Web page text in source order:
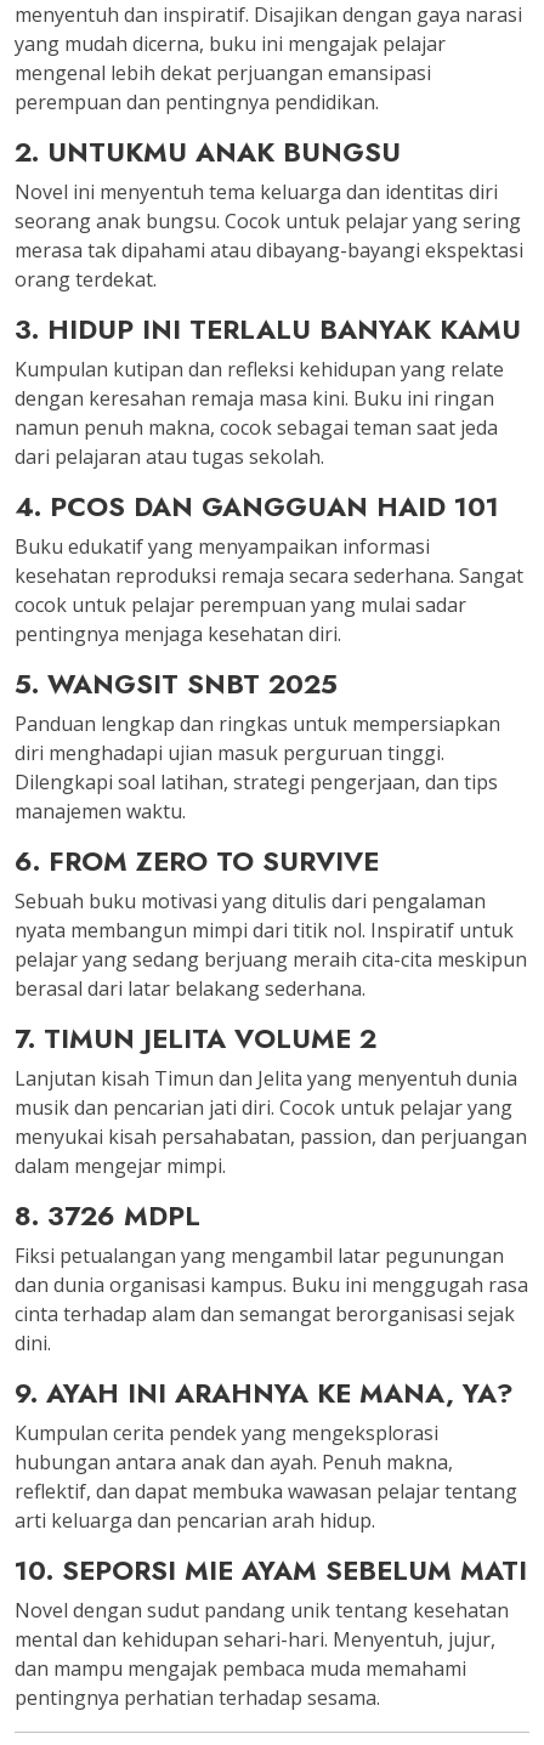
menyentuh dan inspiratif. Disajikan dengan gaya narasi
yang mudah dicerna, buku ini mengajak pelajar
mengenal lebih dekat perjuangan emansipasi
perempuan dan pentingnya pendidikan.
2. UNTUKMU ANAK BUNGSU
Novel ini menyentuh tema keluarga dan identitas diri
seorang anak bungsu. Cocok untuk pelajar yang sering
merasa tak dipahami atau dibayang-bayangi ekspektasi
orang terdekat.
3. HIDUP INI TERLALU BANYAK KAMU
Kumpulan kutipan dan refleksi kehidupan yang relate
dengan keresahan remaja masa kini. Buku ini ringan
namun penuh makna, cocok sebagai teman saat jeda
dari pelajaran atau tugas sekolah.
4. PCOS DAN GANGGUAN HAID 101
Buku edukatif yang menyampaikan informasi
kesehatan reproduksi remaja secara sederhana. Sangat
cocok untuk pelajar perempuan yang mulai sadar
pentingnya menjaga kesehatan diri.
5. WANGSIT SNBT 2025
Panduan lengkap dan ringkas untuk mempersiapkan
diri menghadapi ujian masuk perguruan tinggi.
Dilengkapi soal latihan, strategi pengerjaan, dan tips
manajemen waktu.
6. FROM ZERO TO SURVIVE
Sebuah buku motivasi yang ditulis dari pengalaman
nyata membangun mimpi dari titik nol. Inspiratif untuk
pelajar yang sedang berjuang meraih cita-cita meskipun
berasal dari latar belakang sederhana.
7. TIMUN JELITA VOLUME 2
Lanjutan kisah Timun dan Jelita yang menyentuh dunia
musik dan pencarian jati diri. Cocok untuk pelajar yang
menyukai kisah persahabatan, passion, dan perjuangan
dalam mengejar mimpi.
8. 3726 MDPL
Fiksi petualangan yang mengambil latar pegunungan
dan dunia organisasi kampus. Buku ini menggugah rasa
cinta terhadap alam dan semangat berorganisasi sejak
dini.
9. AYAH INI ARAHNYA KE MANA, YA?
Kumpulan cerita pendek yang mengeksplorasi
hubungan antara anak dan ayah. Penuh makna,
reflektif, dan dapat membuka wawasan pelajar tentang
arti keluarga dan pencarian arah hidup.
10. SEPORSI MIE AYAM SEBELUM MATI
Novel dengan sudut pandang unik tentang kesehatan
mental dan kehidupan sehari-hari. Menyentuh, jujur,
dan mampu mengajak pembaca muda memahami
pentingnya perhatian terhadap sesama.